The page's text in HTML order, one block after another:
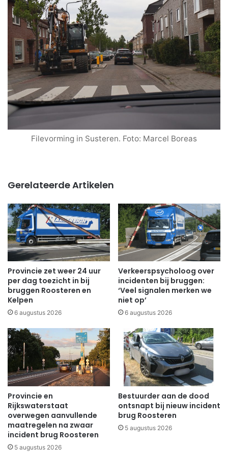
Filevorming in Susteren. Foto: Marcel Boreas
Gerelateerde Artikelen
Provincie zet weer 24 uur
per dag toezicht in bij
bruggen Roosteren en
Kelpen
6 augustus 2026
Verkeerspsycholoog over
incidenten bij bruggen:
‘Veel signalen merken we
niet op’
6 augustus 2026
Provincie en
Rijkswaterstaat
overwegen aanvullende
maatregelen na zwaar
incident brug Roosteren
5 augustus 2026
Bestuurder aan de dood
ontsnapt bij nieuw incident
brug Roosteren
5 augustus 2026